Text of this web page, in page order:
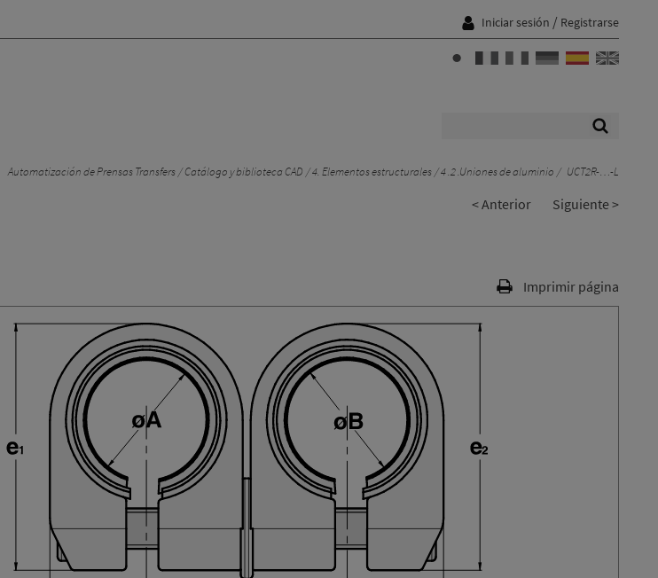
Iniciar sesión / Registrarse
Automatización de Prensas Transfers Catálogo y biblioteca CAD 4. Elementos estructurales 4 .2 .Uniones de aluminio UCT2R-…-L
< Anterior Siguiente >
Imprimir página